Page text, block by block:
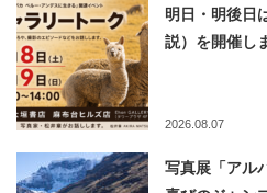
明日・明後日
説）を開催し
2026.08.07
写真展「アル